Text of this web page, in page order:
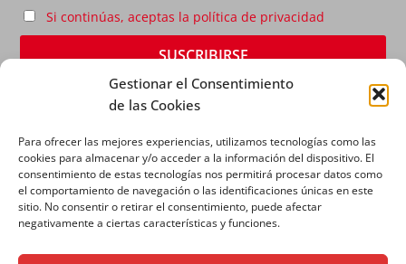
Gestionar el Consentimiento
de las Cookies
Para ofrecer las mejores experiencias, utilizamos tecnologías como las
cookies para almacenar y/o acceder a la información del dispositivo. El
consentimiento de estas tecnologías nos permitirá procesar datos como
el comportamiento de navegación o las identificaciones únicas en este
sitio. No consentir o retirar el consentimiento, puede afectar
negativamente a ciertas características y funciones.
Si continúas, aceptas la política de privacidad
AVISO LEGAL|POLÍTICA DE PRIVACIDAD|